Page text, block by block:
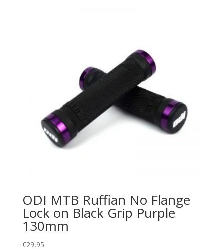
ODI MTB Ruffian No Flange
Lock on Black Grip Purple
130mm
€29,95